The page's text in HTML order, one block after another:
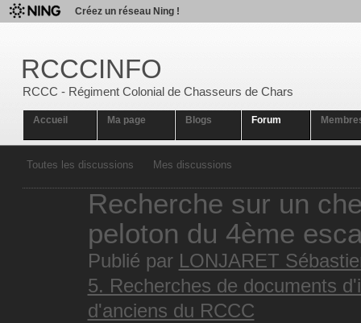
Créez un réseau Ning !
RCCCINFO
RCCC - Régiment Colonial de Chasseurs de Chars
Accueil Ma page Blogs Forum
Toutes les discussions Mes discussions
Recherche sur un
peloton du 4ème
Publié par LONJARET
5. Recherches de documents
d'anciens du RCCC